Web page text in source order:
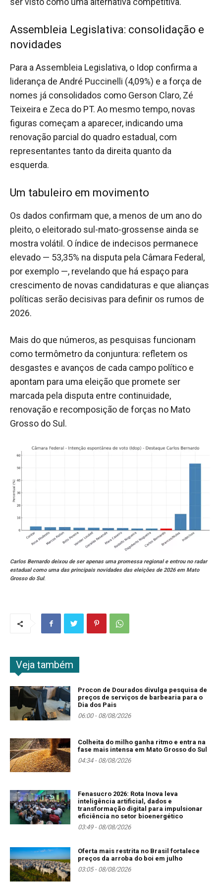
Assembleia Legislativa: consolidação e
novidades
Para a Assembleia Legislativa, o Idop confirma a
liderança de André Puccinelli (4,09%) e a força de
nomes já consolidados como Gerson Claro, Zé
Teixeira e Zeca do PT. Ao mesmo tempo, novas
figuras começam a aparecer, indicando uma
renovação parcial do quadro estadual, com
representantes tanto da direita quanto da
esquerda.
Um tabuleiro em movimento
Os dados confirmam que, a menos de um ano do
pleito, o eleitorado sul-mato-grossense ainda se
mostra volátil. O índice de indecisos permanece
elevado — 53,35% na disputa pela Câmara Federal,
por exemplo —, revelando que há espaço para
crescimento de novas candidaturas e que alianças
políticas serão decisivas para definir os rumos de
2026.
Mais do que números, as pesquisas funcionam
como termômetro da conjuntura: refletem os
desgastes e avanços de cada campo político e
apontam para uma eleição que promete ser
marcada pela disputa entre continuidade,
renovação e recomposição de forças no Mato
Grosso do Sul.
Carlos Bernardo deixou de ser apenas uma promessa regional e entrou no radar
estadual como uma das principais novidades das eleições de 2026 em Mato
Grosso do Sul.
Veja também
Procon de Dourados divulga pesquisa de
preços de serviços de barbearia para o
Dia dos Pais
06:00 - 08/08/2026
Colheita do milho ganha ritmo e entra na
fase mais intensa em Mato Grosso do Sul
04:34 - 08/08/2026
Fenasucro 2026: Rota Inova leva
inteligência artificial, dados e
transformação digital para impulsionar
eficiência no setor bioenergético
03:49 - 08/08/2026
Oferta mais restrita no Brasil fortalece
preços da arroba do boi em julho
03:05 - 08/08/2026